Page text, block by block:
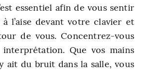
essentiel afin de vous sentir
l’aise devant votre clavier et
de vous. Concentrez-vous
Que vos mains
ait du bruit dans la salle, vous